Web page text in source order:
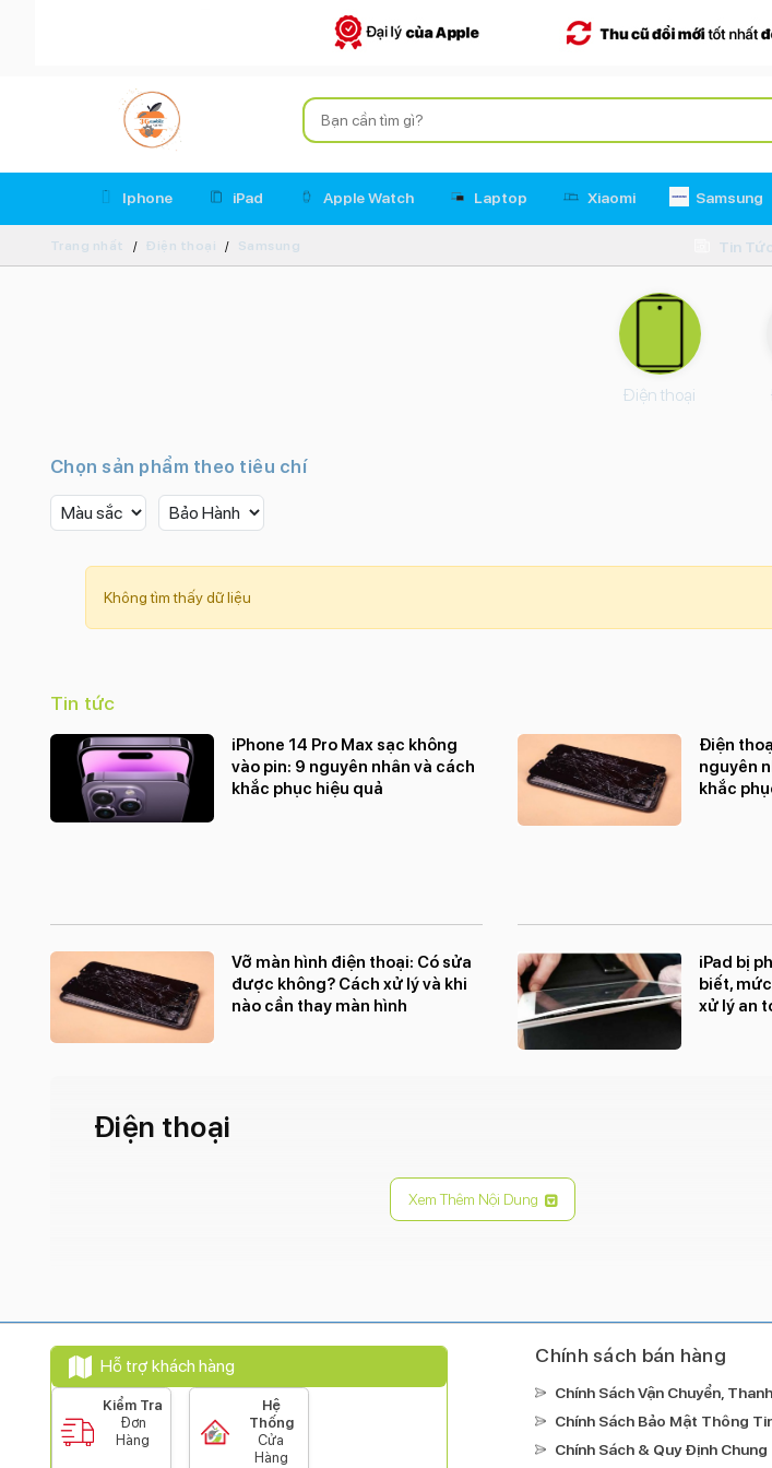
Iphone iPad Apple Watch Laptop Xiaomi Samsung
Tin Tức
Trang nhất Điện thoại Samsung
Điện thoại
Chọn sản phẩm theo tiêu chí
Không tìm thấy dữ liệu
Tin tức
iPhone 14 Pro Max sạc không
vào pin: 9 nguyên nhân và cách
khắc phục hiệu quả
Điện
nguyên
khắc
Vỡ màn hình điện thoại: Có sửa
được không? Cách xử lý và khi
nào cần thay màn hình
iPad bị
biết,
xử lý an
Điện thoại
Xem Thêm Nội Dung
Hỗ trợ khách hàng
Kiểm Tra
Đơn
Hàng
Hệ
Thống
Cửa
Hàng
Chính sách bán hàng
Chính Sách Vận Chuyển,
Chính Sách Bảo Mật Thông
Chính Sách & Quy Định Chung